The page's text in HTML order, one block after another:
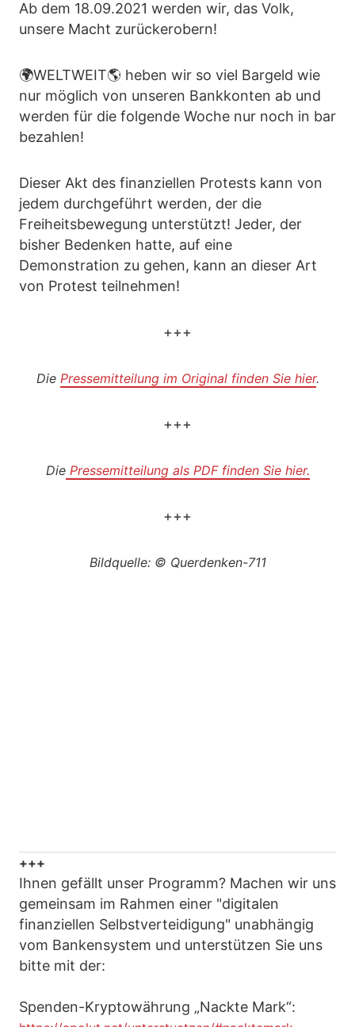
Ab dem 18.09.2021 werden wir, das Volk,
unsere Macht zurückerobern!
🌍WELTWEIT🌎 heben wir so viel Bargeld wie
nur möglich von unseren Bankkonten ab und
werden für die folgende Woche nur noch in bar
bezahlen!
Dieser Akt des finanziellen Protests kann von
jedem durchgeführt werden, der die
Freiheitsbewegung unterstützt! Jeder, der
bisher Bedenken hatte, auf eine
Demonstration zu gehen, kann an dieser Art
von Protest teilnehmen!
+++
Die Pressemitteilung im Original finden Sie hier.
+++
DiePressemitteilung als PDF finden Sie hier.
+++
Bildquelle: © Querdenken-711
+++
Ihnen gefällt unser Programm? Machen wir uns
gemeinsam im Rahmen einer "digitalen
finanziellen Selbstverteidigung" unabhängig
vom Bankensystem und unterstützen Sie uns
bitte mit der:
Spenden-Kryptowährung „Nackte Mark“: